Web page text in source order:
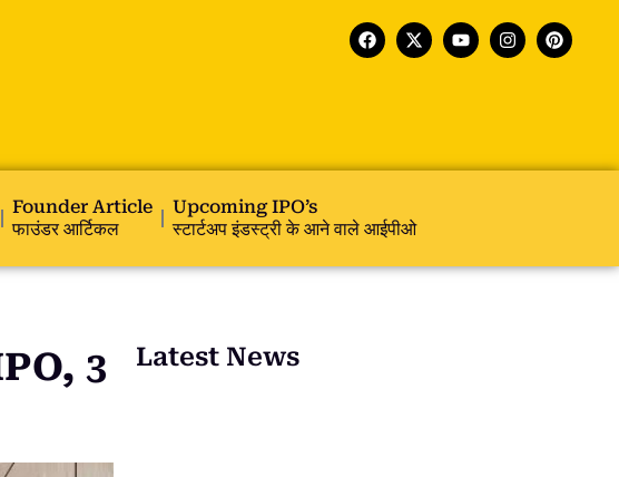
Founder Article
फाउंडर आर्टिकल
Upcoming IPO’s
स्टार्टअप इंडस्ट्री के आने वाले आईपीओ
3
Latest News